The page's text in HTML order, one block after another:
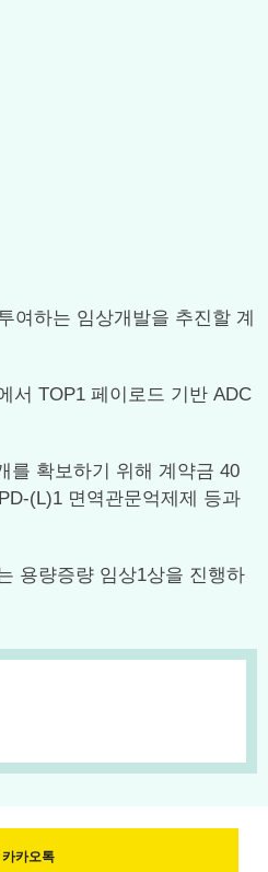
여하는 임상개발을 추진할 계
서 TOP1 페이로드 기반 ADC
를 확보하기 위해 계약금 40
(L)1 면역관문억제제 등과
용량증량 임상1상을 진행하
카카오톡